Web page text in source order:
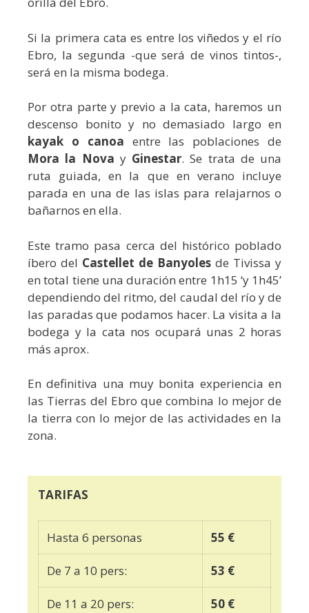
Si la primera cata es entre los viñedos y el río
Ebro, la segunda -que será de vinos tintos-,
será en la misma bodega.
Por otra parte y previo a la cata, haremos un
descenso bonito y no demasiado largo en
kayak o canoa entre las poblaciones de
Mora la Nova y Ginestar. Se trata de una
ruta guiada, en la que en verano incluye
parada en una de las islas para relajarnos o
bañarnos en ella.
Este tramo pasa cerca del histórico poblado
íbero del Castellet de Banyoles de Tivissa y
en total tiene una duración entre 1h15 ‘y 1h45’
dependiendo del ritmo, del caudal del río y de
las paradas que podamos hacer. La visita a la
bodega y la cata nos ocupará unas 2 horas
más aprox.
En definitiva una muy bonita experiencia en
las Tierras del Ebro que combina lo mejor de
la tierra con lo mejor de las actividades en la
zona.
TARIFAS
Hasta 6 personas 55 €
De 7 a 10 pers: 53 €
De 11 a 20 pers: 50 €